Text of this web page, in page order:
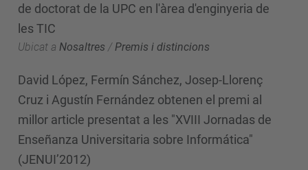
de doctorat de la UPC en l'àrea d'enginyeria de
les TIC
Ubicat a Nosaltres / Premis i distincions
David López, Fermín Sánchez, Josep-Llorenç
Cruz i Agustín Fernández obtenen el premi al
millor article presentat a les "XVIII Jornadas de
Enseñanza Universitaria sobre Informática"
(JENUI’2012)